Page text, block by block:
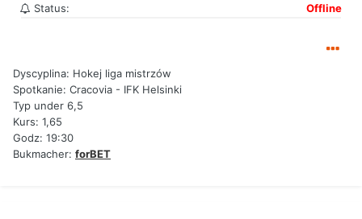
Status:
Offline
Dyscyplina: Hokej liga mistrzów
Spotkanie: Cracovia - IFK Helsinki
Typ under 6,5
Kurs: 1,65
Godz: 19:30
Bukmacher: forBET